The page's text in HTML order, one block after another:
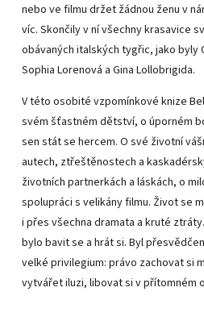
nebo ve filmu držet žádnou ženu v
víc. Skončily v ní všechny krasavice
obávaných italských tygřic, jako byly
Sophia Lorenová a Gina Lollobrigida.
V této osobité vzpomínkové knize
svém šťastném dětství, o úporném
sen stát se hercem. O své životní
autech, ztřeštěnostech a
životních partnerkách a láskách, o
spolupráci s velikány filmu. Život se
i přes všechna dramata a kruté
bylo bavit se a hrát si. Byl
velké privilegium: právo zachovat si
vytvářet iluzi, libovat si v přítomném